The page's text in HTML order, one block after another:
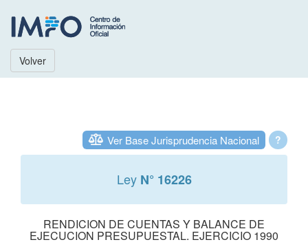
Volver
?
Ver Base Jurisprudencia Nacional
Ley N° 16226
RENDICION DE CUENTAS Y BALANCE DE
EJECUCION PRESUPUESTAL. EJERCICIO 1990